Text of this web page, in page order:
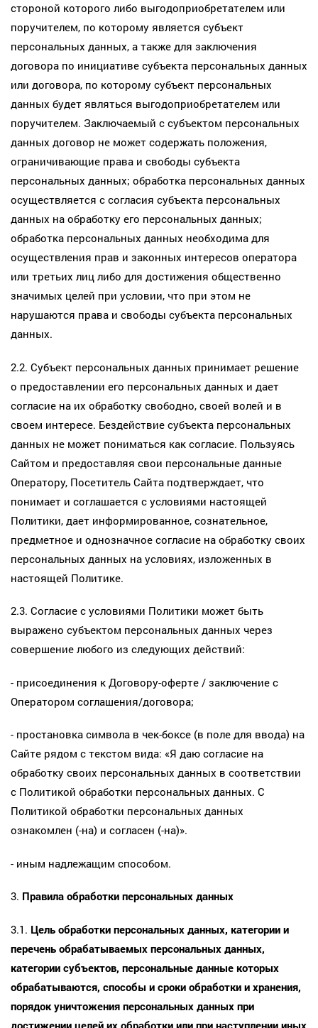
стороной которого либо выгодоприобретателем или
поручителем, по которому является субъект
персональных данных, а также для заключения
договора по инициативе субъекта персональных данных
или договора, по которому субъект персональных
данных будет являться выгодоприобретателем или
поручителем. Заключаемый с субъектом персональных
данных договор не может содержать положения,
ограничивающие права и свободы субъекта
персональных данных; обработка персональных данных
осуществляется с согласия субъекта персональных
данных на обработку его персональных данных;
обработка персональных данных необходима для
осуществления прав и законных интересов оператора
или третьих лиц либо для достижения общественно
значимых целей при условии, что при этом не
нарушаются права и свободы субъекта персональных
данных.
2.2. Субъект персональных данных принимает решение
о предоставлении его персональных данных и дает
согласие на их обработку свободно, своей волей и в
своем интересе. Бездействие субъекта персональных
данных не может пониматься как согласие. Пользуясь
Сайтом и предоставляя свои персональные данные
Оператору, Посетитель Сайта подтверждает, что
понимает и соглашается с условиями настоящей
Политики, дает информированное, сознательное,
предметное и однозначное согласие на обработку своих
персональных данных на условиях, изложенных в
настоящей Политике.
2.3. Согласие с условиями Политики может быть
выражено субъектом персональных данных через
совершение любого из следующих действий:
- присоединения к Договору-оферте / заключение с
Оператором соглашения/договора;
- простановка символа в чек-боксе (в поле для ввода) на
Сайте рядом с текстом вида: «Я даю согласие на
обработку своих персональных данных в соответствии
с Политикой обработки персональных данных. С
Политикой обработки персональных данных
ознакомлен (-на) и согласен (-на)».
- иным надлежащим способом.
3. Правила обработки персональных данных
3.1. Цель обработки персональных данных, категории и
перечень обрабатываемых персональных данных,
категории субъектов, персональные данные которых
обрабатываются, способы и сроки обработки и хранения,
порядок уничтожения персональных данных при
достижении целей их обработки или при наступлении иных